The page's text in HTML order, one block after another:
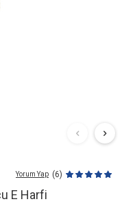
Yorum Yap (6)
E Harfi